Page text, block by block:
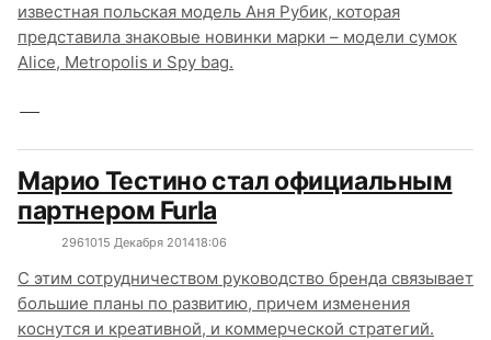
известная польская модель Аня Рубик, которая
представила знаковые новинки марки – модели сумок
Alice, Metropolis и Spy bag.
Марио Тестино стал официальным
партнером Furla
2961015 Декабря 201418:06
С этим сотрудничеством руководство бренда связывает
большие планы по развитию, причем изменения
коснутся и креативной, и коммерческой стратегий.